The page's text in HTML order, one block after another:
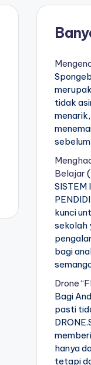
tidak
Belajar
SISTEM
kunci
sekolah
bagi
Drone
Bagi
pasti
hanya
tetapi